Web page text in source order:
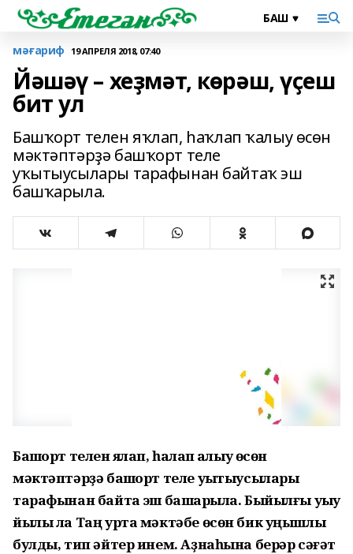
мәғариф 19 АПРЕЛЯ 2018, 07:40
Йәшәү – хеҙмәт, көрәш, үҫеш
бит ул
Башҡорт телен яҡлап, һаҡлап ҡалыу өсөн
мәктәптәрҙә башҡорт теле
уҡытыусылары тарафынан байтаҡ эш
башҡарыла.
Башҡорт телен яҡлап, һаҡлап ҡалыу өсөн
мәктәптәрҙә башҡорт теле уҡытыусылары
тарафынан байтаҡ эш башҡарыла. Быйылғы уҡыу
йылы ла Таң урта мәктәбе өсөн бик уңышлы
булды, тип әйтер инем. Аҙнаһына берәр сәғәт